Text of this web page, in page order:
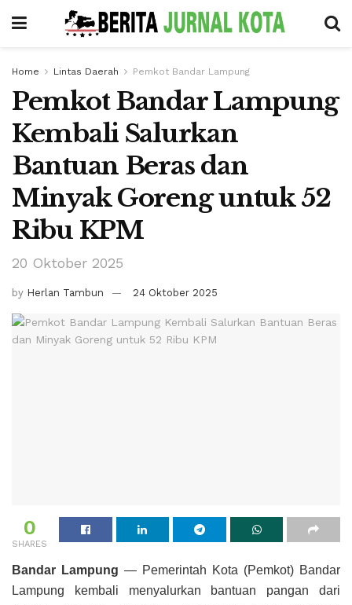
Home Lintas Daerah Pemkot Bandar Lampung
Pemkot Bandar Lampung
Kembali Salurkan
Bantuan Beras dan
Minyak Goreng untuk 52
Ribu KPM
20 Oktober 2025
by Herlan Tambun 24 Oktober 2025
0
SHARES
Bandar Lampung — Pemerintah Kota (Pemkot) Bandar
Lampung kembali menyalurkan bantuan pangan dari